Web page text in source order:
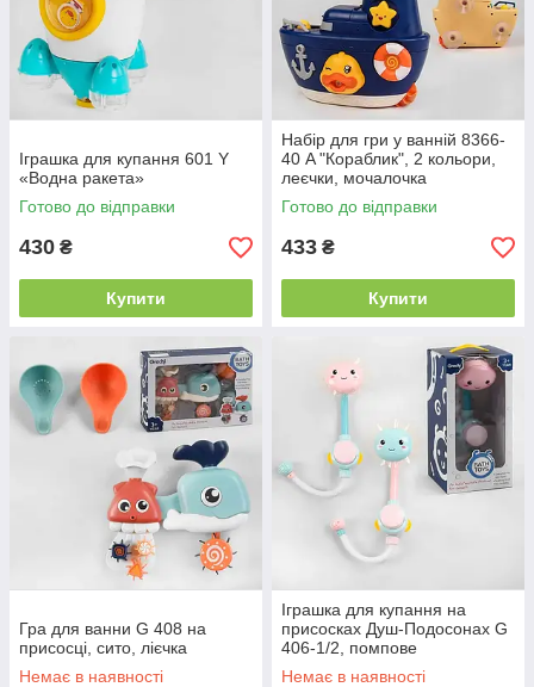
Іграшка для купання 601 Y
«Водна ракета»
Готово до відправки
430 ₴
Купити
Набір для гри у ванній 8366-
40 A "Кораблик", 2 кольори,
леєчки, мочалочка
Готово до відправки
433 ₴
Купити
Гра для ванни G 408 на
присосці, сито, лієчка
Немає в наявності
Іграшка для купання на
присосках Душ-Подосонах G
406-1/2, помпове
накачування води
Немає в наявності